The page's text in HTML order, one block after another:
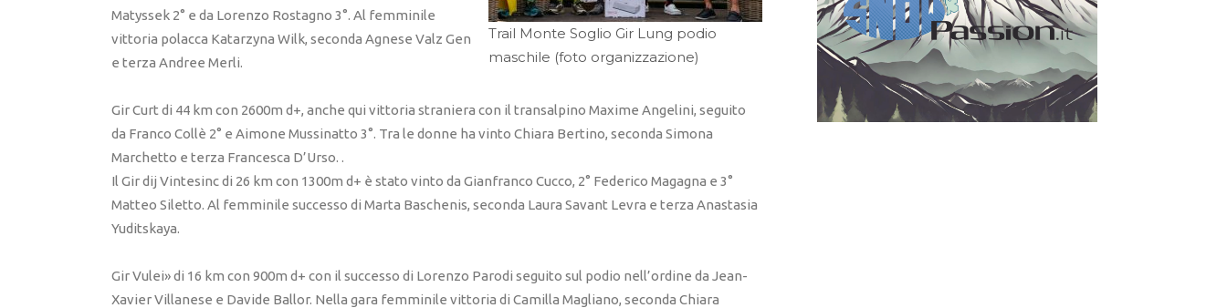
Trail Monte Soglio Gir Lung podio
maschile (foto organizzazione)
Matyssek 2° e da Lorenzo Rostagno 3°. Al femminile
vittoria polacca Katarzyna Wilk, seconda Agnese Valz Gen
e terza Andree Merli.
Gir Curt di 44 km con 2600m d+, anche qui vittoria straniera con il transalpino Maxime Angelini, seguito
da Franco Collè 2° e Aimone Mussinatto 3°. Tra le donne ha vinto Chiara Bertino, seconda Simona
Marchetto e terza Francesca D’Urso. .
Il Gir dij Vintesinc di 26 km con 1300m d+ è stato vinto da Gianfranco Cucco, 2° Federico Magagna e 3°
Matteo Siletto. Al femminile successo di Marta Baschenis, seconda Laura Savant Levra e terza Anastasia
Yuditskaya.
Gir Vulei» di 16 km con 900m d+ con il successo di Lorenzo Parodi seguito sul podio nell’ordine da Jean-
Xavier Villanese e Davide Ballor. Nella gara femminile vittoria di Camilla Magliano, seconda Chiara